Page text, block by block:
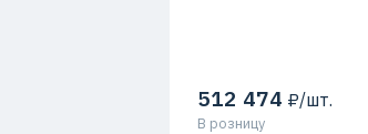
512 474 ₽/шт.
В розницу